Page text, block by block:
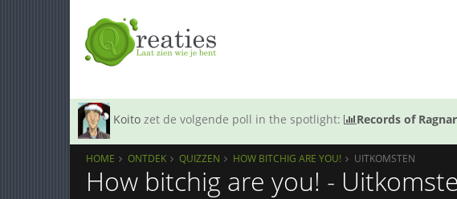
Koito zet de volgende poll in the spotlight: Records of
HOME ONTDEK QUIZZEN HOW BITCHIG ARE YOU! UITKOMSTEN
How bitchig are you! -